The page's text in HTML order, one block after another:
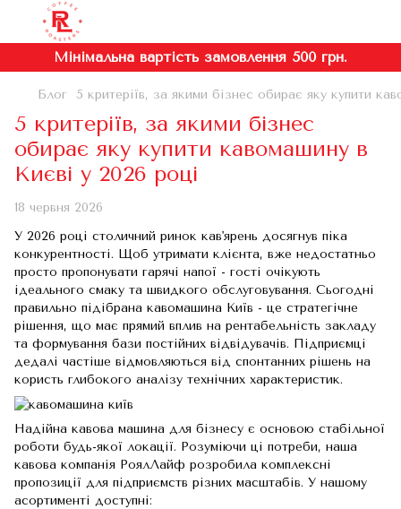
Мінімальна вартість замовлення 500 грн.
Блог 5 критеріїв, за якими бізнес обирає яку купити
5 критеріїв, за якими бізнес
обирає яку купити кавомашину в
Києві у 2026 році
18 червня 2026
У 2026 році столичний ринок кав'ярень досягнув піка
конкурентності. Щоб утримати клієнта, вже недостатньо
просто пропонувати гарячі напої - гості очікують
ідеального смаку та швидкого обслуговування. Сьогодні
правильно підібрана кавомашина Київ - це стратегічне
рішення, що має прямий вплив на рентабельність закладу
та формування бази постійних відвідувачів. Підприємці
дедалі частіше відмовляються від спонтанних рішень на
користь глибокого аналізу технічних характеристик.
Надійна кавова машина для бізнесу є основою стабільної
роботи будь-якої локації. Розуміючи ці потреби, наша
кавова компанія РоялЛайф розробила комплексні
пропозиції для підприємств різних масштабів. У нашому
асортименті доступні: